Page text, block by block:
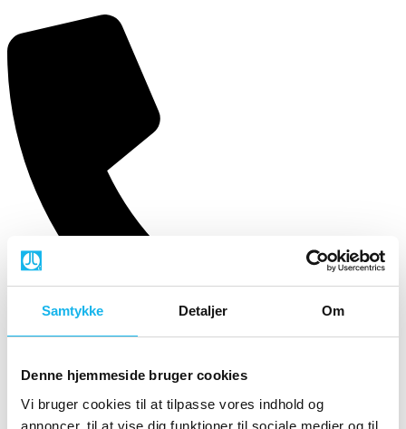
Samtykke Detaljer Om
Denne hjemmeside bruger cookies
Vi bruger cookies til at tilpasse vores indhold og
annoncer, til at vise dig funktioner til sociale medier og til